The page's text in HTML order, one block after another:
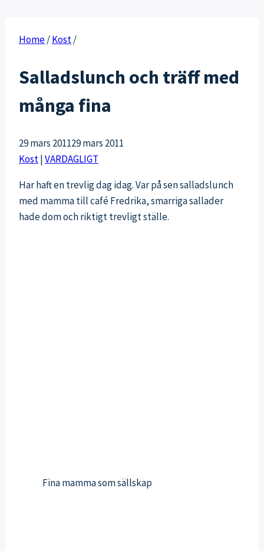
Home/Kost/
Salladslunch och träff med
många fina
29 mars 201129 mars 2011
Kost|VARDAGLIGT
Har haft en trevlig dag idag. Var på sen salladslunch
med mamma till café Fredrika, smarriga sallader
hade dom och riktigt trevligt ställe.
Fina mamma som sällskap